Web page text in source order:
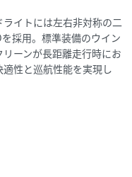
ライトには左右非対称の二
を採用。標準装備のウイン
リーンが長距離走行時にお
適性と巡航性能を実現し